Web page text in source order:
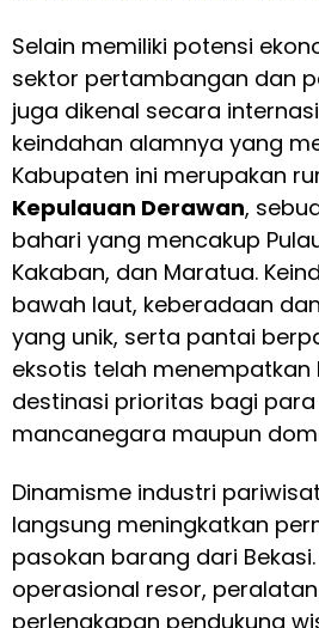
Selain memiliki potensi
sektor pertambangan dan
juga dikenal secara
keindahan alamnya yang
Kabupaten ini merupakan
Kepulauan Derawan,
bahari yang mencakup
Kakaban, dan Maratua.
bawah laut, keberadaan
yang unik, serta pantai
eksotis telah menempatkan
destinasi prioritas bagi
mancanegara maupun
Dinamisme industri
langsung meningkatkan
pasokan barang dari
operasional resor,
perlengkapan pendukung